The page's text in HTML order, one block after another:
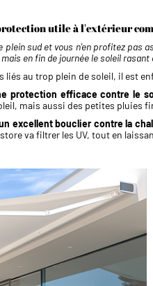
utile à l'extérieur
sud et vous n'en profitez pas
mais en fin de journée le soleil
liés au trop plein de soleil, il est
protection efficace contre le
mais aussi des petites pluies
excellent bouclier contre la
va filtrer les UV, tout en